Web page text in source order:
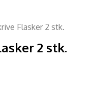
Flasker 2 stk.
2 stk.